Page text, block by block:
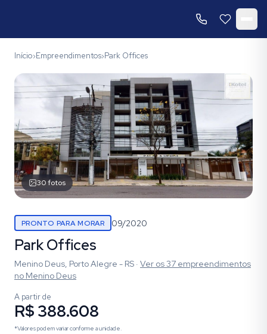
Início›Empreendimentos›Park Offices
30fotos
PRONTO PARA MORAR 09/2020
Park Offices
Menino Deus, Porto Alegre - RS · Ver os37 empreendimentos
no Menino Deus
A partir de
R$ 388.608
*Valores podem variar conforme a unidade.